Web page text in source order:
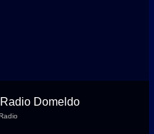
Radio Domeldo